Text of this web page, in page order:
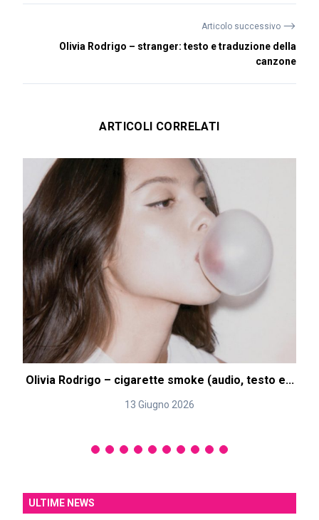
Articolo successivo ⟶
Olivia Rodrigo – ​​stranger: testo e traduzione della
canzone
ARTICOLI CORRELATI
Olivia Rodrigo – cigarette smoke (audio, testo e...
13 Giugno 2026
ULTIME NEWS